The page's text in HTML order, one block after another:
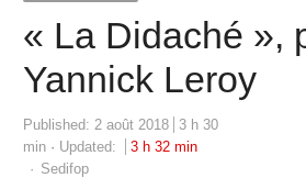
« La Didaché »,
Yannick Leroy
Published: 2 août 2018
3 h 30
min
Updated:
3 h 32 min
Author
Sedifop